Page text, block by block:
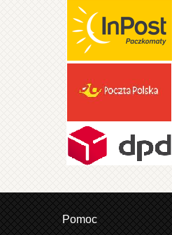
Pomoc